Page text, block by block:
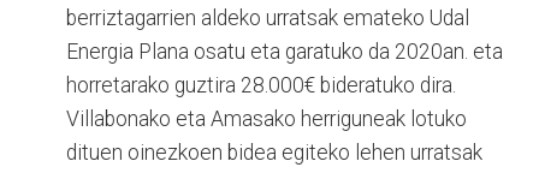
berriztagarrien aldeko urratsak emateko Udal
Energia Plana osatu eta garatuko da 2020an. eta
horretarako guztira 28.000€ bideratuko dira.
Villabonako eta Amasako herriguneak lotuko
dituen oinezkoen bidea egiteko lehen urratsak